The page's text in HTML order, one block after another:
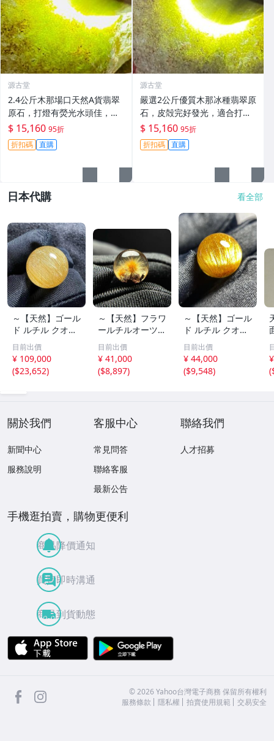
源古堂
2.4公斤木那場口天然A貨翡翠
原石，打燈有熒光水頭佳，適
合手鐲製作皮殼緊實，沙粒感
強。支持檢測可代加工 發碧 翡
翠 原石
$ 15,160 95折
折扣碼 直購
源古堂
嚴選2公斤優質木那冰種翡翠原
石，皮殻完好發光，適合打造
手鐲或掛件 #翡翠 #冰種翡翠
#A貨翡翠
$ 15,160 95折
折扣碼 直購
日本代購 看全部
～【天然】ゴール
ド ルチル クオー
ツ 丸玉 18.2mm
8.5g
目前出價
¥ 109,000
($23,652)
～【天然】フラワ
ールチルオーツ
丸玉 10.5mm 1.6
g
目前出價
¥ 41,000
($8,897)
～【天然】ゴール
ド ルチル クオー
ツ 丸玉 13.7mm
3.7g
目前出價
¥ 44,000
($9,548)
(
關於我們
新聞中心
服務說明
客服中心
常見問答
聯絡客服
最新公告
聯絡我們
人才招募
手機逛拍賣，購物更便利
商品降價通知
買賣即時溝通
商品到貨動態
APP Store
facebook ©2026 Yahoo台灣電子商務 保留所有權利
服務條款
隱私權 拍賣使用規範 交易安全